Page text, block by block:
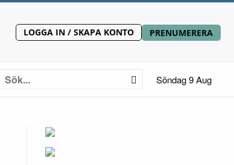
LOGGA IN / SKAPA KONTO PRENUMERERA
Söndag 9 Aug